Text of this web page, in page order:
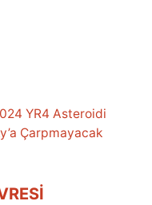
YR4 Asteroidi
Çarpmayacak